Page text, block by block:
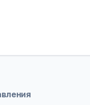
всё необходимое
пледы. На
только при
время выезда,